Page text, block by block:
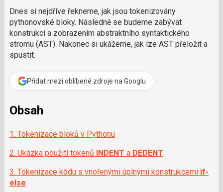
?
o
d
Dnes si nejdříve řekneme, jak jsou tokenizovány
pythonovské bloky. Následně se budeme zabývat
konstrukcí a zobrazením abstraktního syntaktického
stromu (AST). Nakonec si ukážeme, jak lze AST přeložit a
spustit.
Přidat mezi oblíbené zdroje na Googlu
Obsah
1. Tokenizace bloků v Pythonu
2. Ukázka použití tokenů INDENT a DEDENT
3. Tokenizace kódu s vnořenými úplnými konstrukcemi if-
else